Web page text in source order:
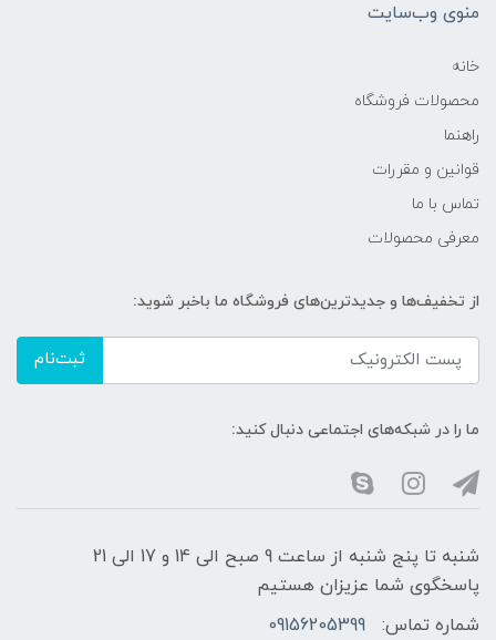
منوی وب‌سایت
خانه
محصولات فروشگاه
راهنما
قوانین و مقررات
تماس با ما
معرفی محصولات
از تخفیف‌ها و جدیدترین‌های فروشگاه ما باخبر شوید:
ثبت‌نام
ما را در شبکه‌های اجتماعی دنبال کنید:
شنبه تا پنج شنبه از ساعت 9 صبح الی 14 و 17 الی 21
پاسخگوی شما عزیزان هستیم
شماره تماس:
09156205399